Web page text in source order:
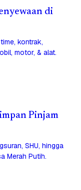
di
kontrak,
motor, & alat.
Pinjam
SHU, hingga
Merah Putih.